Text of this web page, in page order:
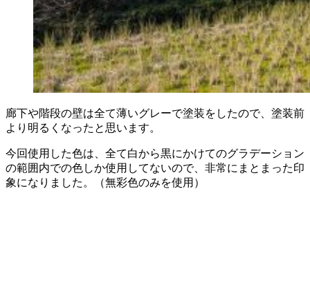
廊下や階段の壁は全て薄いグレーで塗装をしたので、塗装前
より明るくなったと思います。
今回使用した色は、全て白から黒にかけてのグラデーション
の範囲内での色しか使用してないので、非常にまとまった印
象になりました。（無彩色のみを使用）